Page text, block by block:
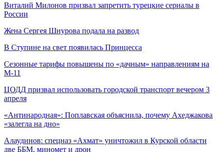
Виталий Милонов призвал запретить турецкие сериалы в
России
Жена Сергея Шнурова подала на развод
В Ступине на свет появилась Принцесса
Сезонные тарифы повышены по «дачным» направлениям на
М-11
ЦОДД призвал использовать городской транспорт вечером 3
апреля
«Антинародная»: Поплавская объяснила, почему Ахеджакова
«залегла на дно»
Алаудинов: спецназ «Ахмат» уничтожил в Курской области
две ББМ, миномет и дрон